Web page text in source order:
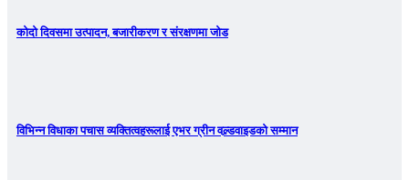
कोदो दिवसमा उत्पादन, बजारीकरण र संरक्षणमा जोड
विभिन्न विधाका पचास व्यक्तित्वहरूलाई एभर ग्रीन वल्र्डवाइडको सम्मान